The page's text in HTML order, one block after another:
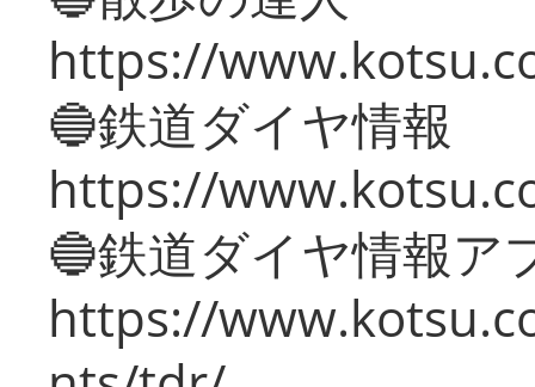
https://
🔵鉄道ダイヤ情報
https://
🔵鉄道ダイヤ情報ア
https://